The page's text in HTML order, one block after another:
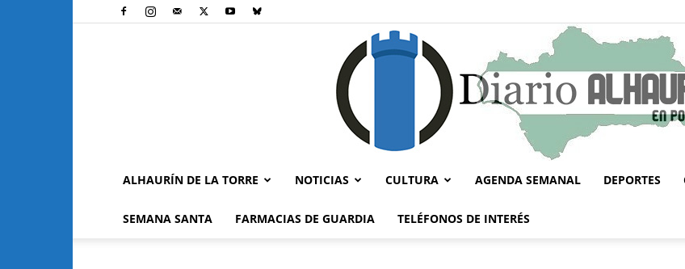
ALHAURÍN DE LA TORRE NOTICIAS CULTURA AGENDA SEMANAL DEPORTES
SEMANA SANTA FARMACIAS DE GUARDIA TELÉFONOS DE INTERÉS